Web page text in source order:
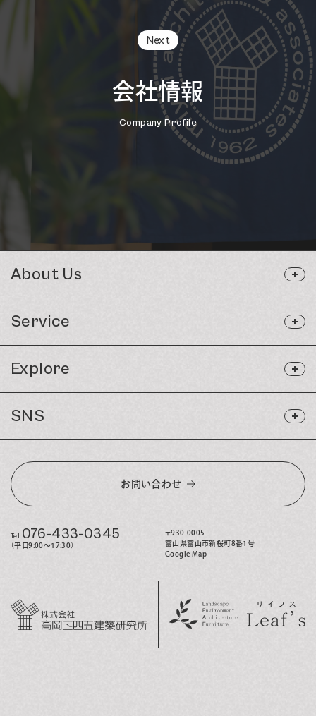
Next
会社情報
Company Profile
About Us
Service
Explore
SNS
お問い合わせ
Tel. 076-433-0345
（平日9:00〜17:30）
〒930-0005
富山県富山市新桜町8番1号
Google Map